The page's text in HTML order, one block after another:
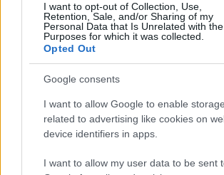
I want to opt-out of Collection, Use,
Retention, Sale, and/or Sharing of my
Personal Data that Is Unrelated with the
Purposes for which it was collected.
Opted Out
Google consents
I want to allow Google to enable storage
related to advertising like cookies on
device identifiers in apps.
I want to allow my user data to be sent
Share:
Ακολουθήστε το Νewsit.gr στο
τελευταία νέα
Πιο δημοφιλή